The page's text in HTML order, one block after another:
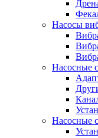
Насосы
Насосные
Насосные